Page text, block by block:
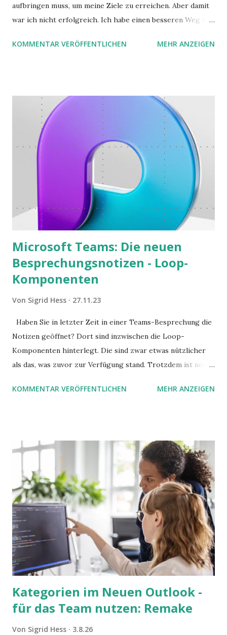
aufbringen muss, um meine Ziele zu erreichen. Aber damit
war ich nicht erfolgreich. Ich habe einen besseren Weg in
möchte. Darin habe ich zwei gute Begründungen gefunden,
KOMMENTAR VERÖFFENTLICHEN MEHR ANZEIGEN
Microsoft Teams: Die neuen
Besprechungsnotizen - Loop-
Komponenten
Von Sigrid Hess 27.11.23
Haben Sie in letzter Zeit in einer Teams-Besprechung die
Notizen geöffnet? Dort sind inzwischen die Loop-
Komponenten hinterlegt. Die sind zwar etwas nützlicher
als das, was zuvor zur Verfügung stand. Trotzdem ist noch
Stolperfallen. Hier ein erster, kritischer Blick auf das was
KOMMENTAR VERÖFFENTLICHEN MEHR ANZEIGEN
Kategorien im Neuen Outlook -
für das Team nutzen: Remake
Von Sigrid Hess 3.8.26